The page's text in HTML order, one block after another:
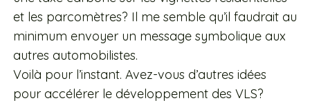
et les parcomètres? Il me semble qu’il faudrait au
minimum envoyer un message symbolique aux
autres automobilistes.
Voilà pour l’instant. Avez-vous d’autres idées
pour accélérer le développement des VLS?